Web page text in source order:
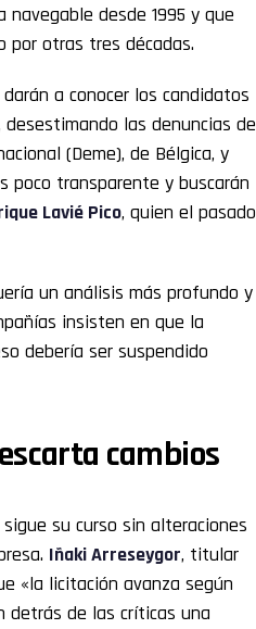
desde 1995 y que
por otras tres décadas.
a conocer los candidatos
las denuncias de
(Deme), de Bélgica, y
poco transparente y buscarán
Lavié Pico, quien el pasado
un análisis más profundo y
insisten en que la
debería ser suspendido
cambios
su curso sin alteraciones
Iñaki Arreseygor, titular
«la licitación avanza según
detrás de las críticas una